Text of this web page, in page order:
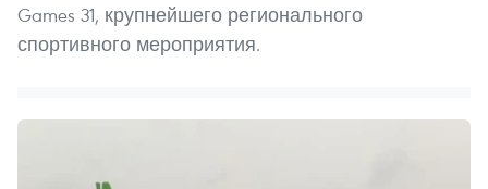
Games 31, крупнейшего регионального
спортивного мероприятия.